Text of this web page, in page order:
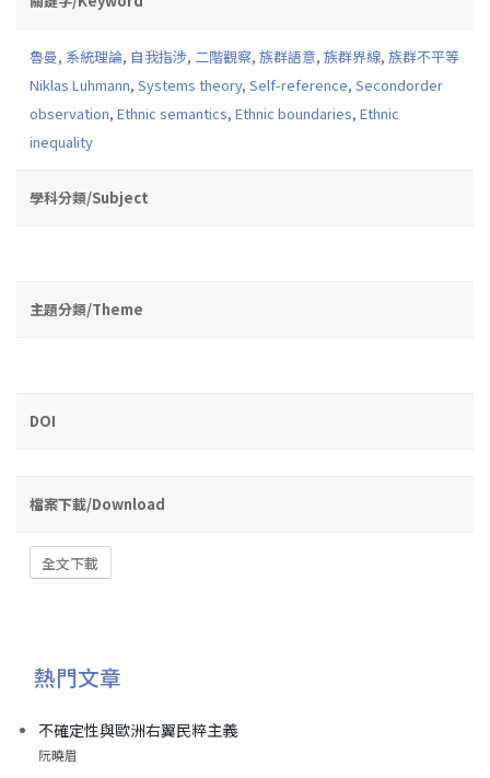
魯曼, 系統理論, 自我指涉, 二階觀察, 族群語意, 族群界線, 族群不平等
Niklas Luhmann, Systems theory, Self-reference, Secondorder
observation, Ethnic semantics, Ethnic boundaries, Ethnic
inequality
學科分類/Subject
主題分類/Theme
DOI
檔案下載/Download
全文下載
熱門文章
不確定性與歐洲右翼民粹主義
阮曉眉